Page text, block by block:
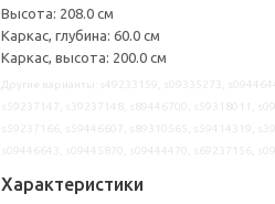
Высота: 208.0 см
Каркас, глубина: 60.0 см
Каркас, высота: 200.0 см
Характеристики